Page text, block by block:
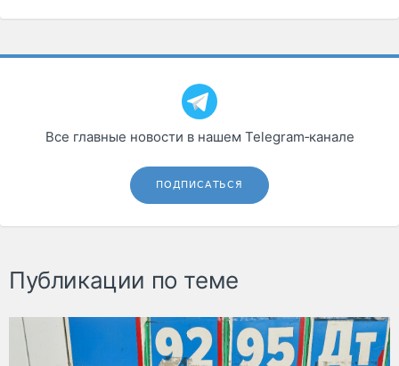
Все главные новости в нашем Telegram‑канале
ПОДПИСАТЬСЯ
Публикации по теме